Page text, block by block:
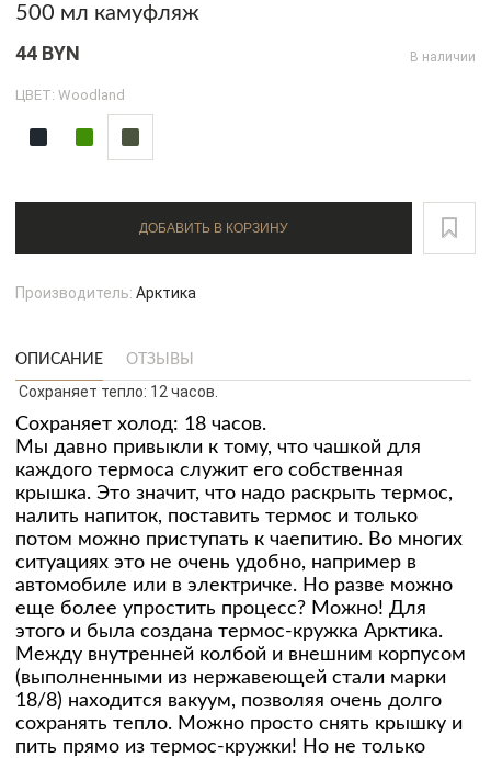
500 мл камуфляж
44 BYN В наличии
ЦВЕТ: Woodland
ДОБАВИТЬ В КОРЗИНУ
Производитель: Арктика
ОПИСАНИЕ ОТЗЫВЫ
Сохраняет тепло: 12 часов.
Сохраняет холод: 18 часов.
Мы давно привыкли к тому, что чашкой для
каждого термоса служит его собственная
крышка. Это значит, что надо раскрыть термос,
налить напиток, поставить термос и только
потом можно приступать к чаепитию. Во многих
ситуациях это не очень удобно, например в
автомобиле или в электричке. Но разве можно
еще более упростить процесс? Можно! Для
этого и была создана термос-кружка Арктика.
Между внутренней колбой и внешним корпусом
(выполненными из нержавеющей стали марки
18/8) находится вакуум, позволяя очень долго
сохранять тепло. Можно просто снять крышку и
пить прямо из термос-кружки! Но не только